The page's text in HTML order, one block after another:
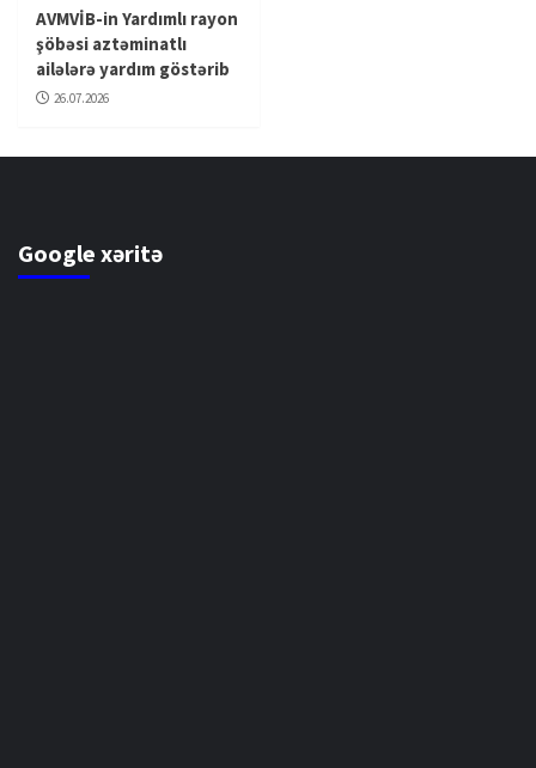
AVMVİB-in Yardımlı rayon
şöbəsi aztəminatlı
ailələrə yardım göstərib
26.07.2026
Google xəritə